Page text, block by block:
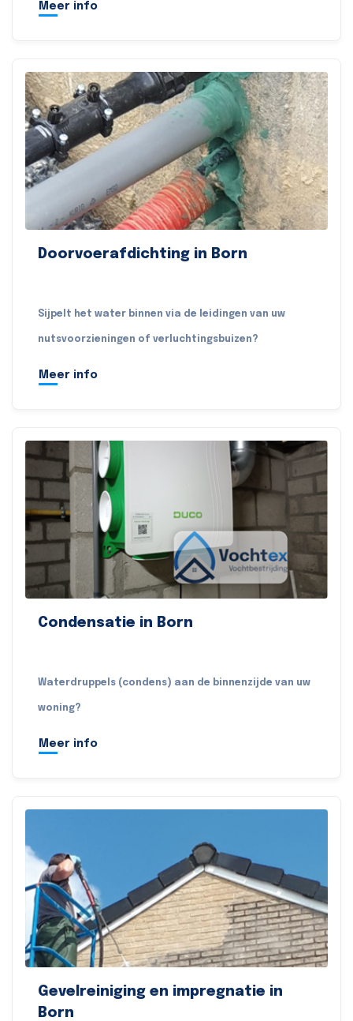
Meer info
Doorvoerafdichting in Born
Sijpelt het water binnen via de leidingen van uw
nutsvoorzieningen of verluchtingsbuizen?
Meer info
Condensatie in Born
Waterdruppels (condens) aan de binnenzijde van uw
woning?
Meer info
Gevelreiniging en impregnatie in
Born